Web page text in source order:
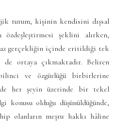
tutum, kişinin kendisini dışsal
şeklini alırken,
gerçekliğin içinde eritildiği tek
ortaya çıkmaktadır. Beliren
ve özgürlüğü birbirlerine
her şeyin üzerinde bir tekel
olduğu düşünüldüğünde,
olanların meşru hakkı hâline